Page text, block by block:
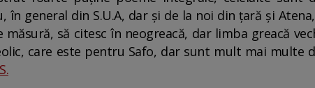
în general din S.U.A, dar și de la noi din țară și
măsură, să citesc în neogreacă, dar limba greacă
care este pentru Safo, dar sunt mult mai multe